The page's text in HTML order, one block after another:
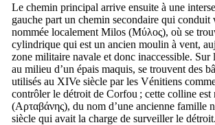
Le chemin principal arrive ensuite à une
gauche part un chemin secondaire qui conduit
nommée localement Milos (Μύλος), où se
cylindrique qui est un ancien moulin à vent,
zone militaire navale et donc inaccessible. Sur
au milieu d’un épais maquis, se trouvent des
utilisés au XIVe siècle par les Vénitiens
contrôler le détroit de Corfou ; cette colline est
(Αρταβάνης), du nom d’une ancienne famille
siècle qui avait la charge de surveiller le détroit.